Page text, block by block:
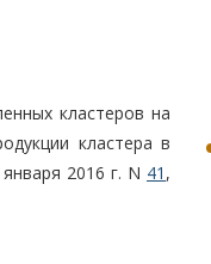
кластеров на
кластера в
2016 г. N 41 ,